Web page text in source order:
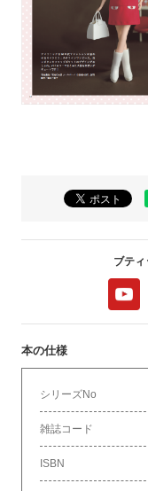
ブティ
本の仕様
シリーズNo
雑誌コード
ISBN